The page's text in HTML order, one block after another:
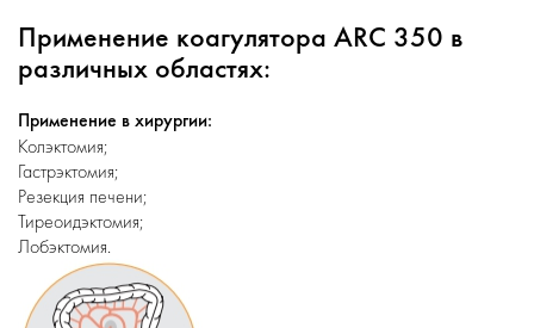
Применение коагулятора ARC 350 в
различных областях:
Применение в хирургии:
Колэктомия;
Гастрэктомия;
Резекция печени;
Тиреоидэктомия;
Лобэктомия.